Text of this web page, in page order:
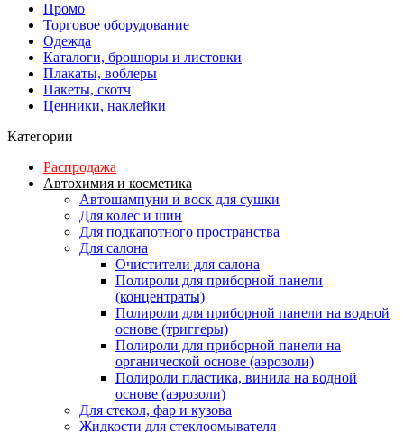
Промо
Торговое оборудование
Одежда
Каталоги, брошюры и листовки
Плакаты, воблеры
Пакеты, скотч
Ценники, наклейки
Категории
Распродажа
Автохимия и косметика
Автошампуни и воск для сушки
Для колес и шин
Для подкапотного пространства
Для салона
Очистители для салона
Полироли для приборной панели
(концентраты)
Полироли для приборной панели на водной
основе (триггеры)
Полироли для приборной панели на
органической основе (аэрозоли)
Полироли пластика, винила на водной
основе (аэрозоли)
Для стекол, фар и кузова
Жидкости для стеклоомывателя